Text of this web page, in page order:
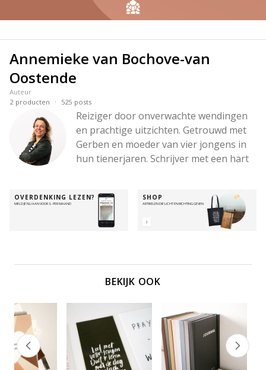
Annemieke van Bochove-van
Oostende
Auteur
2 producten · 525 posts
Reiziger door onverwachte wendingen
en prachtige uitzichten. Getrouwd met
Gerben en moeder van vier jongens in
hun tienerjaren. Schrijver met een hart
gesprekken – en voor wandelingen in
de bergen. Altijd onderweg met de
Betrouwbare, om Zijn hart zichtbaar te
OVERDENKING LEZEN?
MELD JE NU AAN VOOR 3,- PER MAAND
SHOP
ARTIKELEN DIE LICHT EN RICHTING GEVEN
BEKIJK OOK